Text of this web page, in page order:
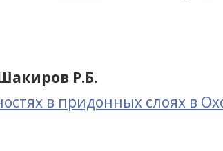
Р.Б.
в придонных слоях в